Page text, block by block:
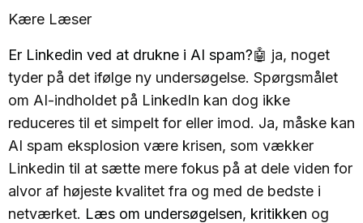
Kære Læser
Er Linkedin ved at drukne i AI spam?🤖 ja, noget
tyder på det ifølge ny undersøgelse. Spørgsmålet
om AI-indholdet på LinkedIn kan dog ikke
reduceres til et simpelt for eller imod. Ja, måske kan
AI spam eksplosion være krisen, som vækker
Linkedin til at sætte mere fokus på at dele viden for
alvor af højeste kvalitet fra og med de bedste i
netværket. Læs om undersøgelsen, kritikken og